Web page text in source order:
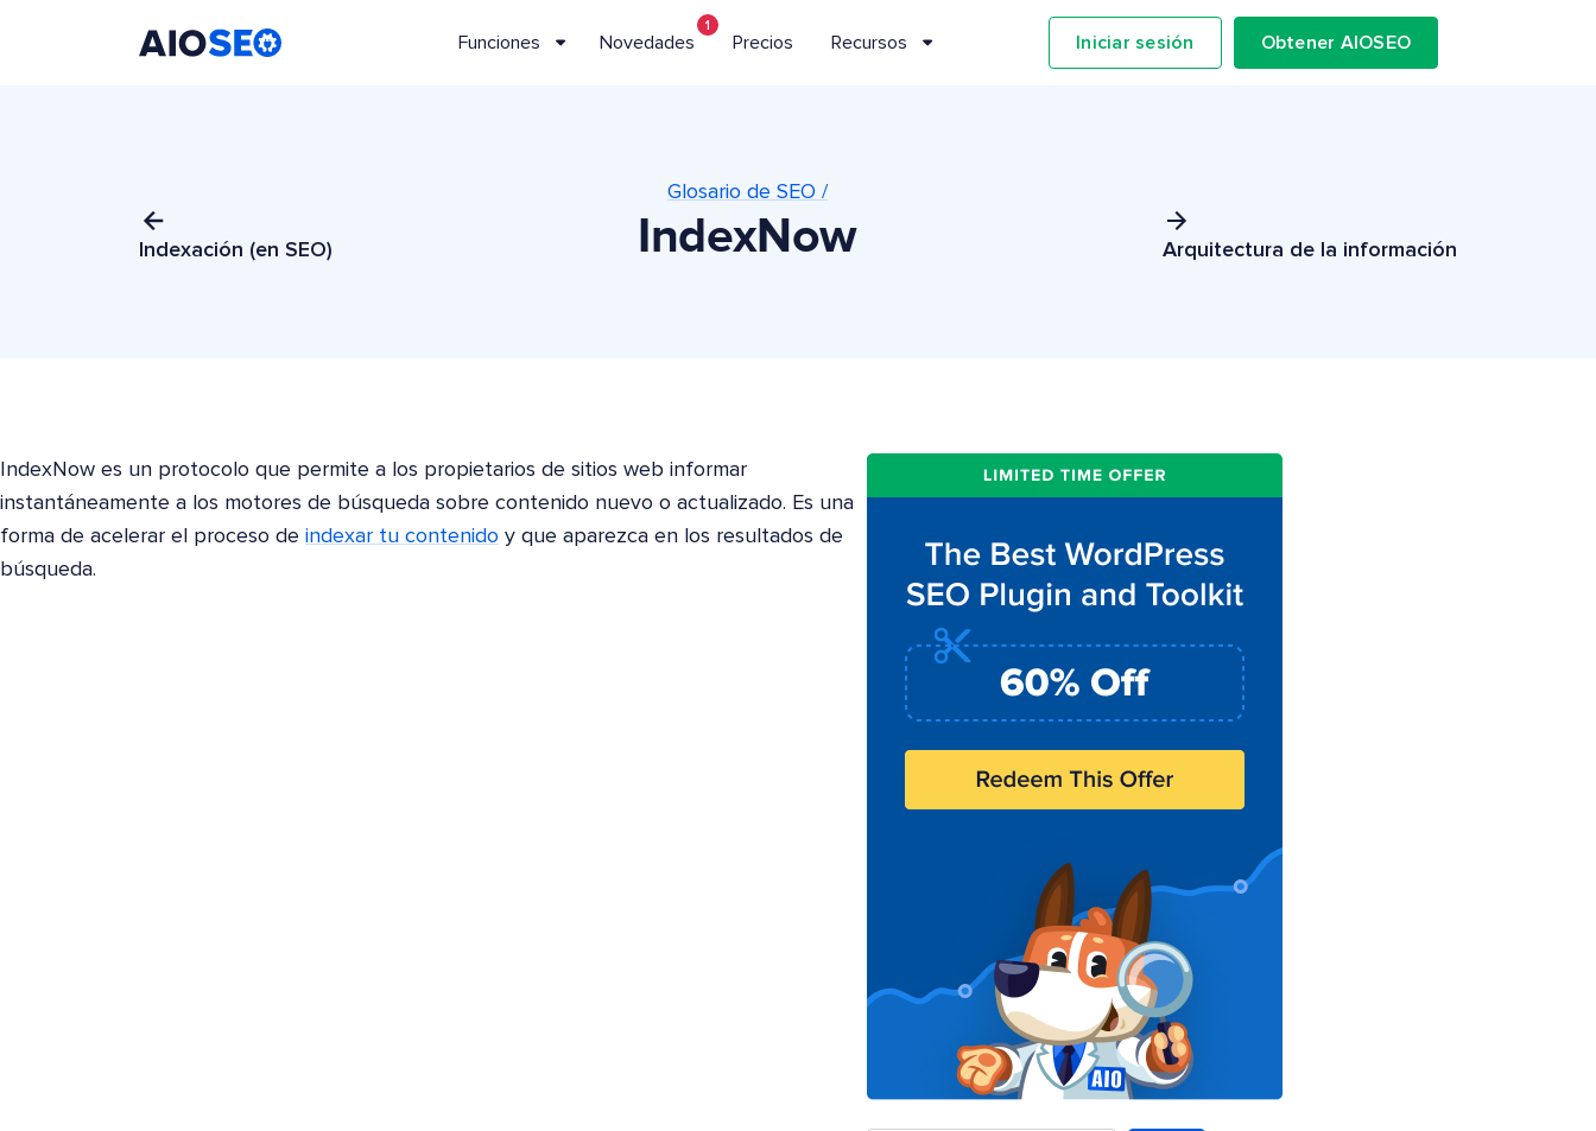
Funciones Novedades
1
Precios Recursos Iniciar sesión Obtener AIOSEO
Indexación (en SEO)
Glosario de SEO /
IndexNow Arquitectura de la información
IndexNow es un protocolo que permite a los propietarios de sitios web informar
instantáneamente a los motores de búsqueda sobre contenido nuevo o actualizado. Es una
forma de acelerar el proceso de indexar tu contenido y que aparezca en los resultados de
búsqueda.